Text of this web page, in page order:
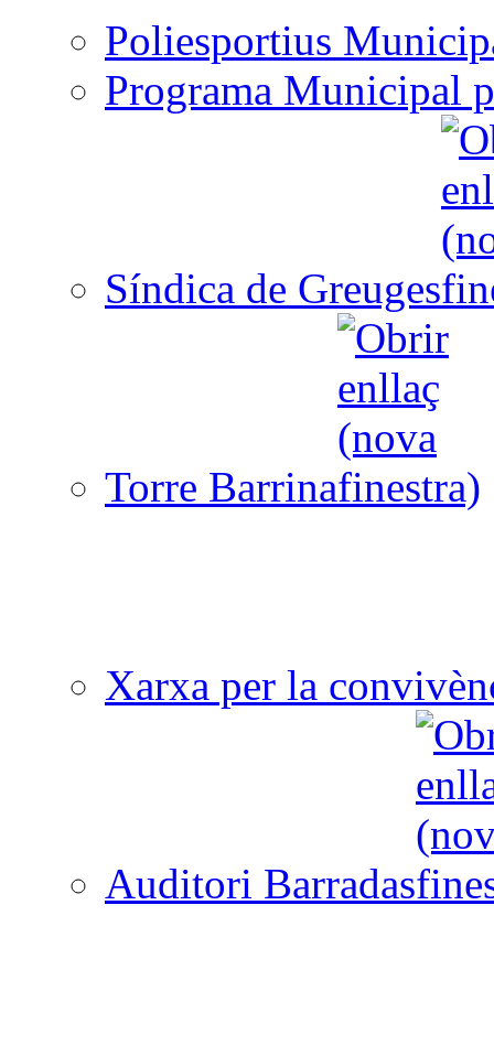
Poliesportius
Programa Municipal
Síndica de Greuges
Torre Barrina
Xarxa per la
Auditori Barradas